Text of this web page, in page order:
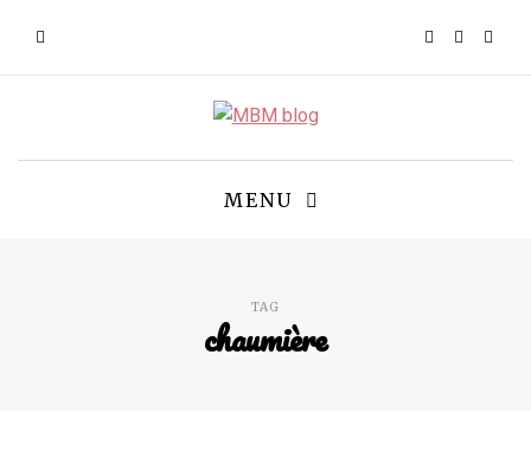
MENU
TAG
chaumière